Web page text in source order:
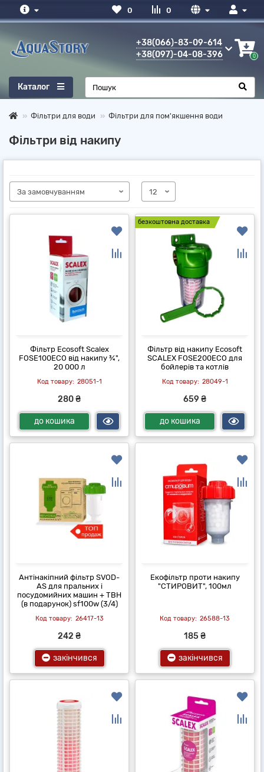
0
0
+38(066)-83-09-614
+38(097)-04-08-396
0
Каталог
Фільтри для води Фільтри для пом'якшення води
Фільтри від накипу
Фільтр Ecosoft Scalex
FOSE100ECO від накипу ¾",
20 000 л
28051-1
280 ₴
до кошика
безкоштовна доставка
Фільтр від накипу Ecosoft
SCALEX FOSE200ECO для
бойлерів та котлів
28049-1
659 ₴
до кошика
Антінакіпний фільтр SVOD-
AS для пральних і
посудомийних машин + ТВН
(в подарунок) sf100w (3/4)
26417-13
242 ₴
закінчився
Екофільтр проти накипу
"СТИРОВИТ", 100мл
26588-13
185 ₴
закінчився